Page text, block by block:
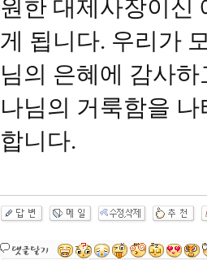
원한 대제사장이신
게 됩니다. 우리가
님의 은혜에 감사
나님의 거룩함을
합니다.